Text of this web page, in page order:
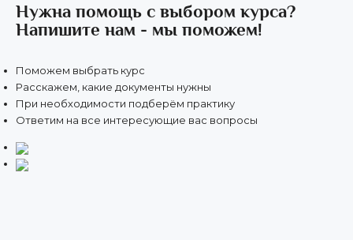
Нужна помощь с выбором курса?
Напишите нам - мы поможем!
Поможем выбрать курс
Расскажем, какие документы нужны
При необходимости подберём практику
Ответим на все интересующие вас вопросы